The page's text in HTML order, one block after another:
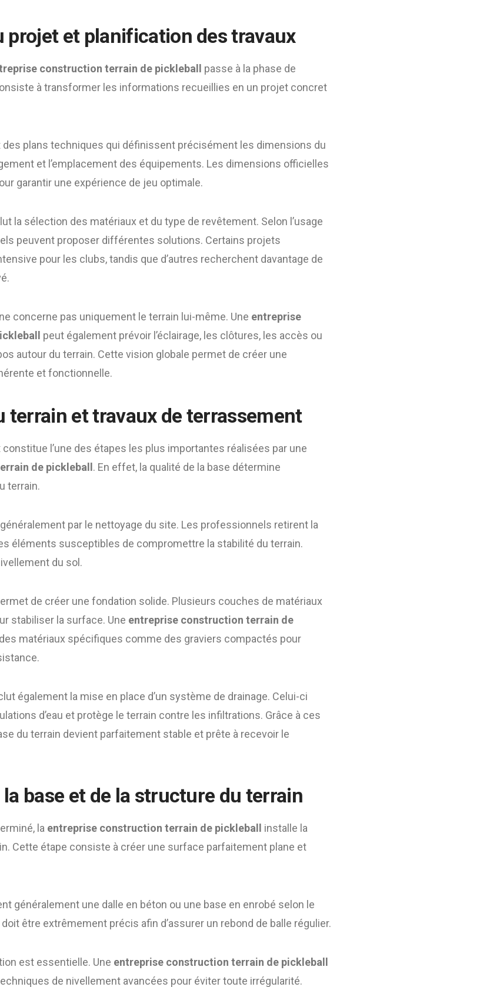
projet et planification des travaux
construction terrain de pickleball
passe à la phase de
à transformer les informations recueillies en un projet concret
plans techniques qui définissent précisément les dimensions du
et l’emplacement des équipements. Les dimensions officielles
garantir une expérience de jeu optimale.
la sélection des matériaux et du type de revêtement. Selon l’usage
peuvent proposer différentes solutions. Certains projets
pour les clubs, tandis que d’autres recherchent davantage de
concerne pas uniquement le terrain lui-même. Une entreprise
peut également prévoir l’éclairage, les clôtures, les accès ou
autour du terrain. Cette vision globale permet de créer une
et fonctionnelle.
terrain et travaux de terrassement
l’une des étapes les plus importantes réalisées par une
de pickleball . En effet, la qualité de la base détermine
terrain.
par le nettoyage du site. Les professionnels retirent la
éléments susceptibles de compromettre la stabilité du terrain.
du sol.
de créer une fondation solide. Plusieurs couches de matériaux
stabiliser la surface. Une entreprise construction terrain de
matériaux spécifiques comme des graviers compactés pour
également la mise en place d’un système de drainage. Celui-ci
d’eau et protège le terrain contre les infiltrations. Grâce à ces
du terrain devient parfaitement stable et prête à recevoir le
base et de la structure du terrain
la entreprise construction terrain de pickleball
installe la
Cette étape consiste à créer une surface parfaitement plane et
généralement une dalle en béton ou une base en enrobé selon le
être extrêmement précis afin d’assurer un rebond de balle régulier.
est essentielle. Une entreprise construction terrain de pickleball
de nivellement avancées pour éviter toute irrégularité.